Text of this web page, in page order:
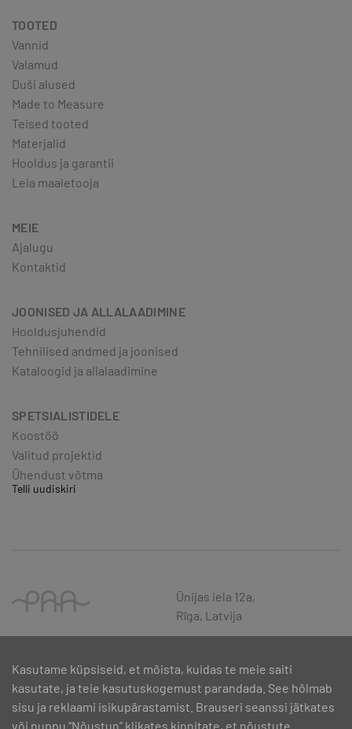
TOOTED
Vannid
Valamud
Duši alused
Made to Measure
Teised tooted
Materjalid
Hooldus ja garantii
Leia maaletooja
MEIE
Ajalugu
Kontaktid
JOONISED JA ALLALAADIMINE
Hooldusjuhendid
Tehnilised andmed ja joonised
Kataloogid ja allalaadimine
SPETSIALISTIDELE
Koostöö
Valitud projektid
Ühendust võtma
Telli uudiskiri
Ūnijas iela 12a,
Rīga, Latvija
Kasutame küpsiseid, et mõista, kuidas te meie saiti
kasutate, ja teie kasutuskogemust parandada. See hõlmab
sisu ja reklaami isikupärastamist. Brauseri seanssi jätkates
või nuppu “Nõustun” klikates kinnitate, et nõustute